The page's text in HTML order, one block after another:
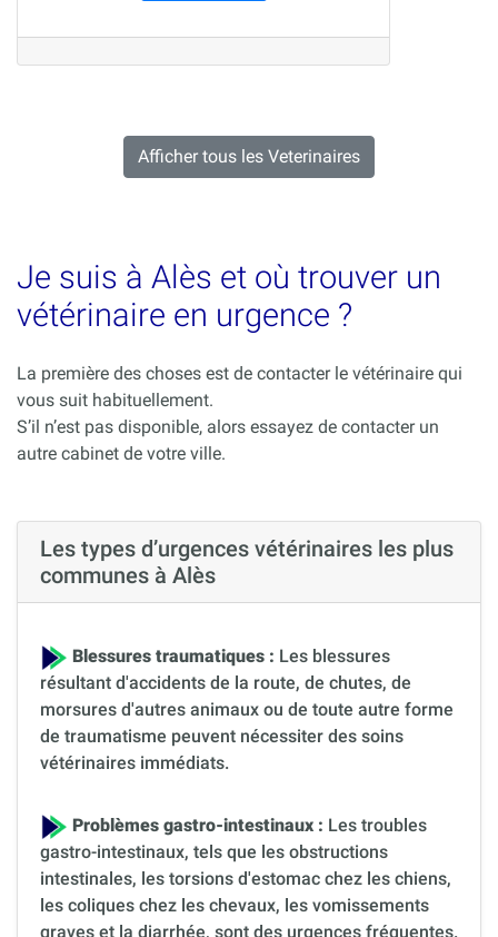
Afficher tous les Veterinaires
Je suis à Alès et où trouver un
vétérinaire en urgence ?
La première des choses est de contacter le vétérinaire qui
vous suit habituellement.
S’il n’est pas disponible, alors essayez de contacter un
autre cabinet de votre ville.
Les types d’urgences vétérinaires les plus
communes à Alès
Blessures traumatiques : Les blessures
résultant d'accidents de la route, de chutes, de
morsures d'autres animaux ou de toute autre forme
de traumatisme peuvent nécessiter des soins
vétérinaires immédiats.
Problèmes gastro-intestinaux : Les troubles
gastro-intestinaux, tels que les obstructions
intestinales, les torsions d'estomac chez les chiens,
les coliques chez les chevaux, les vomissements
graves et la diarrhée, sont des urgences fréquentes.